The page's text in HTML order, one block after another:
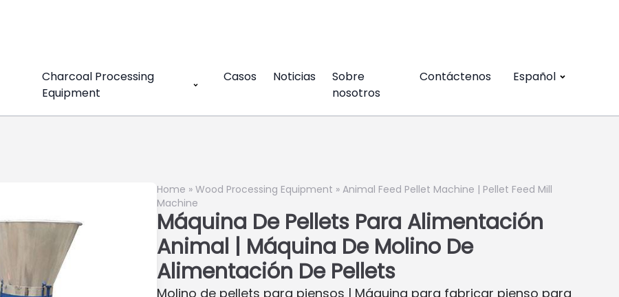
Charcoal Processing
Equipment
Casos Noticias
Sobre
nosotros
Contáctenos Español
Home » Wood Processing Equipment » Animal Feed Pellet Machine | Pellet Feed Mill
Machine
Máquina De Pellets Para Alimentación
Animal | Máquina De Molino De
Alimentación De Pellets
Molino de pellets para piensos | Máquina para fabricar pienso para